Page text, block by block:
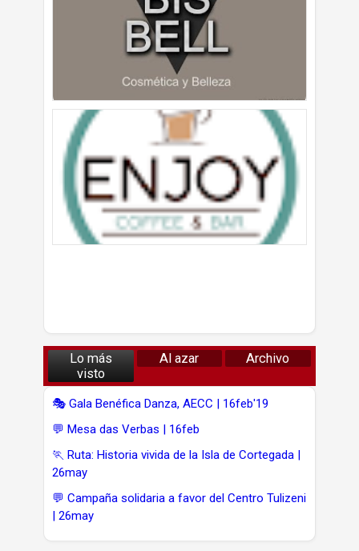
Lo más
visto
Al azar Archivo
🎭 Gala Benéfica Danza, AECC | 16feb'19
💬 Mesa das Verbas | 16feb
🏃 Ruta: Historia vivida de la Isla de Cortegada |
26may
💬 Campaña solidaria a favor del Centro Tulizeni
| 26may